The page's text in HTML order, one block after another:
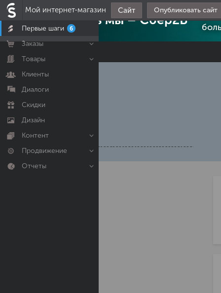
Теперь мы – Сбер2B
Мой интернет-магазин Сайт Опубликовать сайт
Первые шаги 6
Заказы
Товары
Клиенты
Диалоги
Скидки
Дизайн
Контент
Продвижение
Отчеты